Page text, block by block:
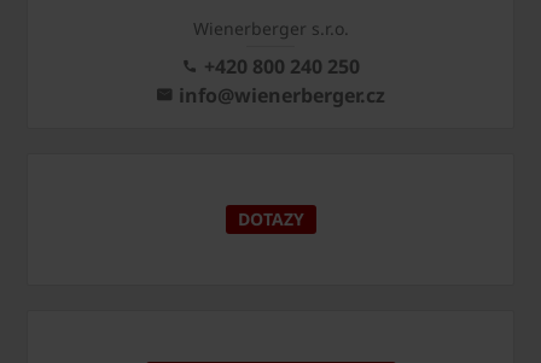
Wienerberger s.r.o.
+420 800 240 250
info@wienerberger.cz
DOTAZY